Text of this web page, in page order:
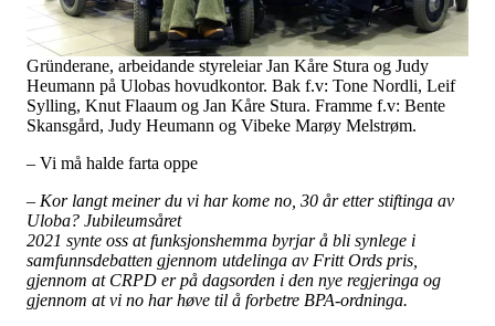
Gründerane, arbeidande styreleiar Jan Kåre Stura og Judy
Heumann på Ulobas hovudkontor. Bak f.v: Tone Nordli, Leif
Sylling, Knut Flaaum og Jan Kåre Stura. Framme f.v: Bente
Skansgård, Judy Heumann og Vibeke Marøy Melstrøm.
– Vi må halde farta oppe
– Kor langt meiner du vi har kome no, 30 år etter stiftinga av
Uloba? Jubileumsåret
2021 synte oss at funksjonshemma byrjar å bli synlege i
samfunnsdebatten gjennom utdelinga av Fritt Ords pris,
gjennom at CRPD er på dagsorden i den nye regjeringa og
gjennom at vi no har høve til å forbetre BPA-ordninga.